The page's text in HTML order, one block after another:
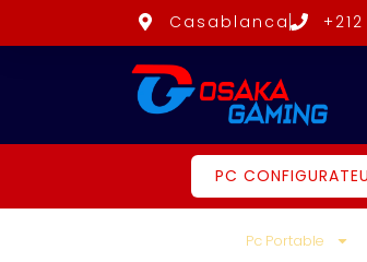
Casablanca
PC
Pc Portable